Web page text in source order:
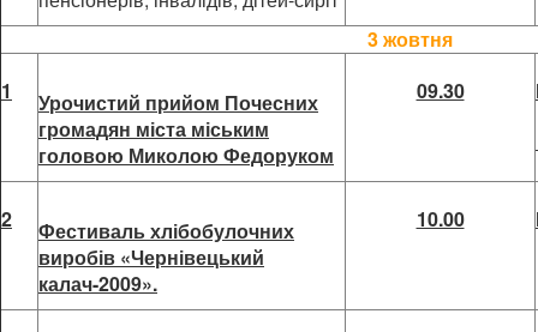
3 жовтня
1
Урочистий прийом Почесних
громадян міста міським
головою Миколою Федоруком
09.30
2
Фестиваль хлібобулочних
виробів «Чернівецький
калач-2009».
10.00